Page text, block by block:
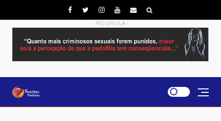
- PEDOFILILA -